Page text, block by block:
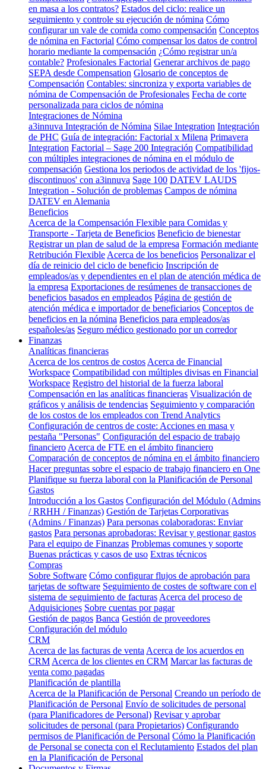
en masa a los contratos? Estados del ciclo: realice un
seguimiento y controle su ejecución de nómina Cómo
configurar un vale de comida como compensación Conceptos
de nómina en Factorial Cómo compensar los datos de control
horario mediante la compensación ¿Cómo registrar un/a
contable? Profesionales Factorial Generar archivos de pago
SEPA desde Compensation Glosario de conceptos de
Compensación Contables: sincroniza y exporta variables de
nómina de Compensación de Profesionales Fecha de corte
personalizada para ciclos de nómina
Integraciones de Nómina
a3innuva Integración de Nómina Silae Integration Integración
de PHC Guía de integración: Factorial x Milena Primavera
Integration Factorial – Sage 200 Integración Compatibilidad
con múltiples integraciones de nómina en el módulo de
compensación Gestiona los periodos de actividad de los 'fijos-
discontinuos' con a3innuva Sage 100 DATEV LAUDS
Integration - Solución de problemas Campos de nómina
DATEV en Alemania
Beneficios
Acerca de la Compensación Flexible para Comidas y
Transporte - Tarjeta de Beneficios Beneficio de bienestar
Registrar un plan de salud de la empresa Formación mediante
Retribución Flexible Acerca de los beneficios Personalizar el
día de reinicio del ciclo de beneficio Inscripción de
empleados/as y dependientes en el plan de atención médica de
la empresa Exportaciones de resúmenes de transacciones de
beneficios basados en empleados Página de gestión de
atención médica e importador de beneficiarios Conceptos de
beneficios en la nómina Beneficios para empleados/as
españoles/as Seguro médico gestionado por un corredor
Finanzas
Analíticas financieras
Acerca de los centros de costos Acerca de Financial
Workspace Compatibilidad con múltiples divisas en Financial
Workspace Registro del historial de la fuerza laboral
Compensación en las analíticas financieras Visualización de
gráficos y análisis de tendencias Seguimiento y comparación
de los costos de los empleados con Trend Analytics
Configuración de centros de coste: Acciones en masa y
pestaña "Personas" Configuración del espacio de trabajo
financiero Acerca de FTE en el ámbito financiero
Comparación de conceptos de nómina en el ámbito financiero
Hacer preguntas sobre el espacio de trabajo financiero en One
Planifique su fuerza laboral con la Planificación de Personal
Gastos
Introducción a los Gastos Configuración del Módulo (Admins
/ RRHH / Finanzas) Gestión de Tarjetas Corporativas
(Admins / Finanzas) Para personas colaboradoras: Enviar
gastos Para personas aprobadoras: Revisar y gestionar gastos
Para el equipo de Finanzas Problemas comunes y soporte
Buenas prácticas y casos de uso Extras técnicos
Compras
Sobre Software Cómo configurar flujos de aprobación para
tarjetas de software Seguimiento de costes de software con el
sistema de seguimiento de facturas Acerca del proceso de
Adquisiciones Sobre cuentas por pagar
Gestión de pagos Banca Gestión de proveedores
Configuración del módulo
CRM
Acerca de las facturas de venta Acerca de los acuerdos en
CRM Acerca de los clientes en CRM Marcar las facturas de
venta como pagadas
Planificación de plantilla
Acerca de la Planificación de Personal Creando un período de
Planificación de Personal Envío de solicitudes de personal
(para Planificadores de Personal) Revisar y aprobar
solicitudes de personal (para Propietarios) Configurando
permisos de Planificación de Personal Cómo la Planificación
de Personal se conecta con el Reclutamiento Estados del plan
en la Planificación de Personal